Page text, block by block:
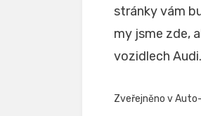
stránky vám
my jsme zde,
vozidlech Audi.
Zveřejněno v